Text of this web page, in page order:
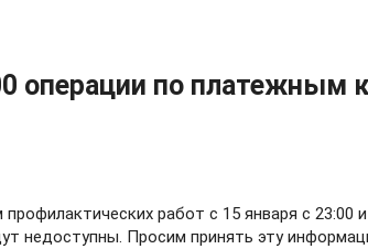
операции по платежным
работ с 15 января с 23:00
недоступны. Просим принять эту